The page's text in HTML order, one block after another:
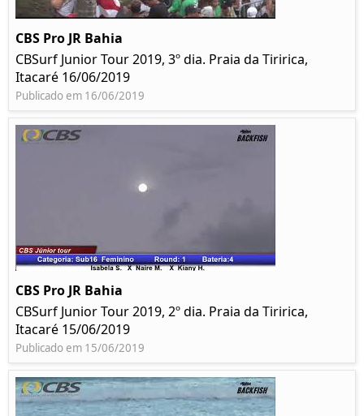
CBS Pro JR Bahia
CBSurf Junior Tour 2019, 3º dia. Praia da Tiririca,
Itacaré 16/06/2019
Publicado em 16/06/2019
CBS Pro JR Bahia
CBSurf Junior Tour 2019, 2º dia. Praia da Tiririca,
Itacaré 15/06/2019
Publicado em 15/06/2019